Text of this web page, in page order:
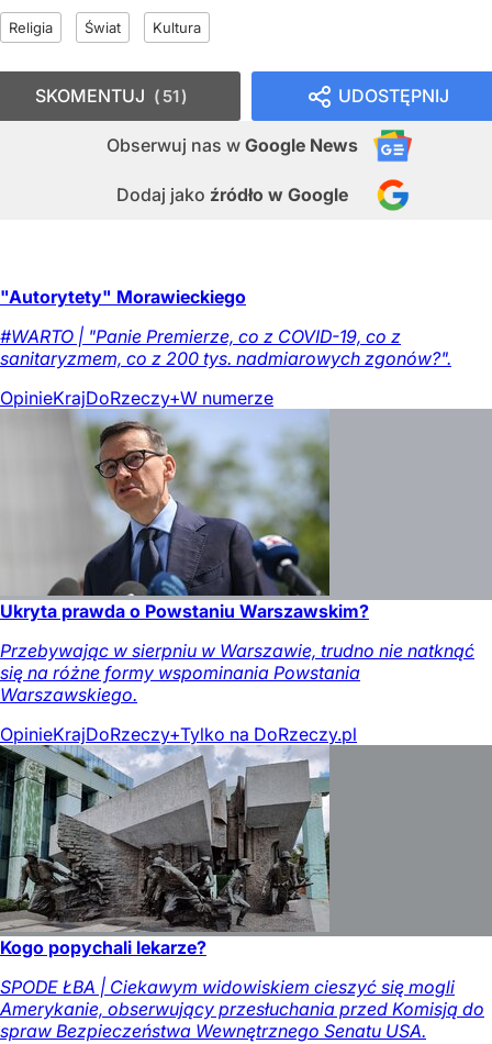
Religia Świat Kultura
UDOSTĘPNIJ
Obserwuj nas w Google News
Dodaj jako źródło w Google
SKOMENTUJ 51
"Autorytety" Morawieckiego
#WARTO | "Panie Premierze, co z COVID-19, co z
sanitaryzmem, co z 200 tys. nadmiarowych zgonów?".
OpinieKrajDoRzeczy+W numerze
Ukryta prawda o Powstaniu Warszawskim?
Przebywając w sierpniu w Warszawie, trudno nie natknąć
się na różne formy wspominania Powstania
Warszawskiego.
OpinieKrajDoRzeczy+Tylko na DoRzeczy.pl
Kogo popychali lekarze?
SPODE ŁBA | Ciekawym widowiskiem cieszyć się mogli
Amerykanie, obserwujący przesłuchania przed Komisją do
spraw Bezpieczeństwa Wewnętrznego Senatu USA.